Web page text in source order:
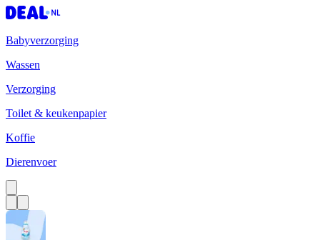
Babyverzorging
Wassen
Verzorging
Toilet & keukenpapier
Koffie
Dierenvoer